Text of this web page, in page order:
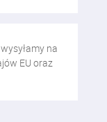
na
EU oraz